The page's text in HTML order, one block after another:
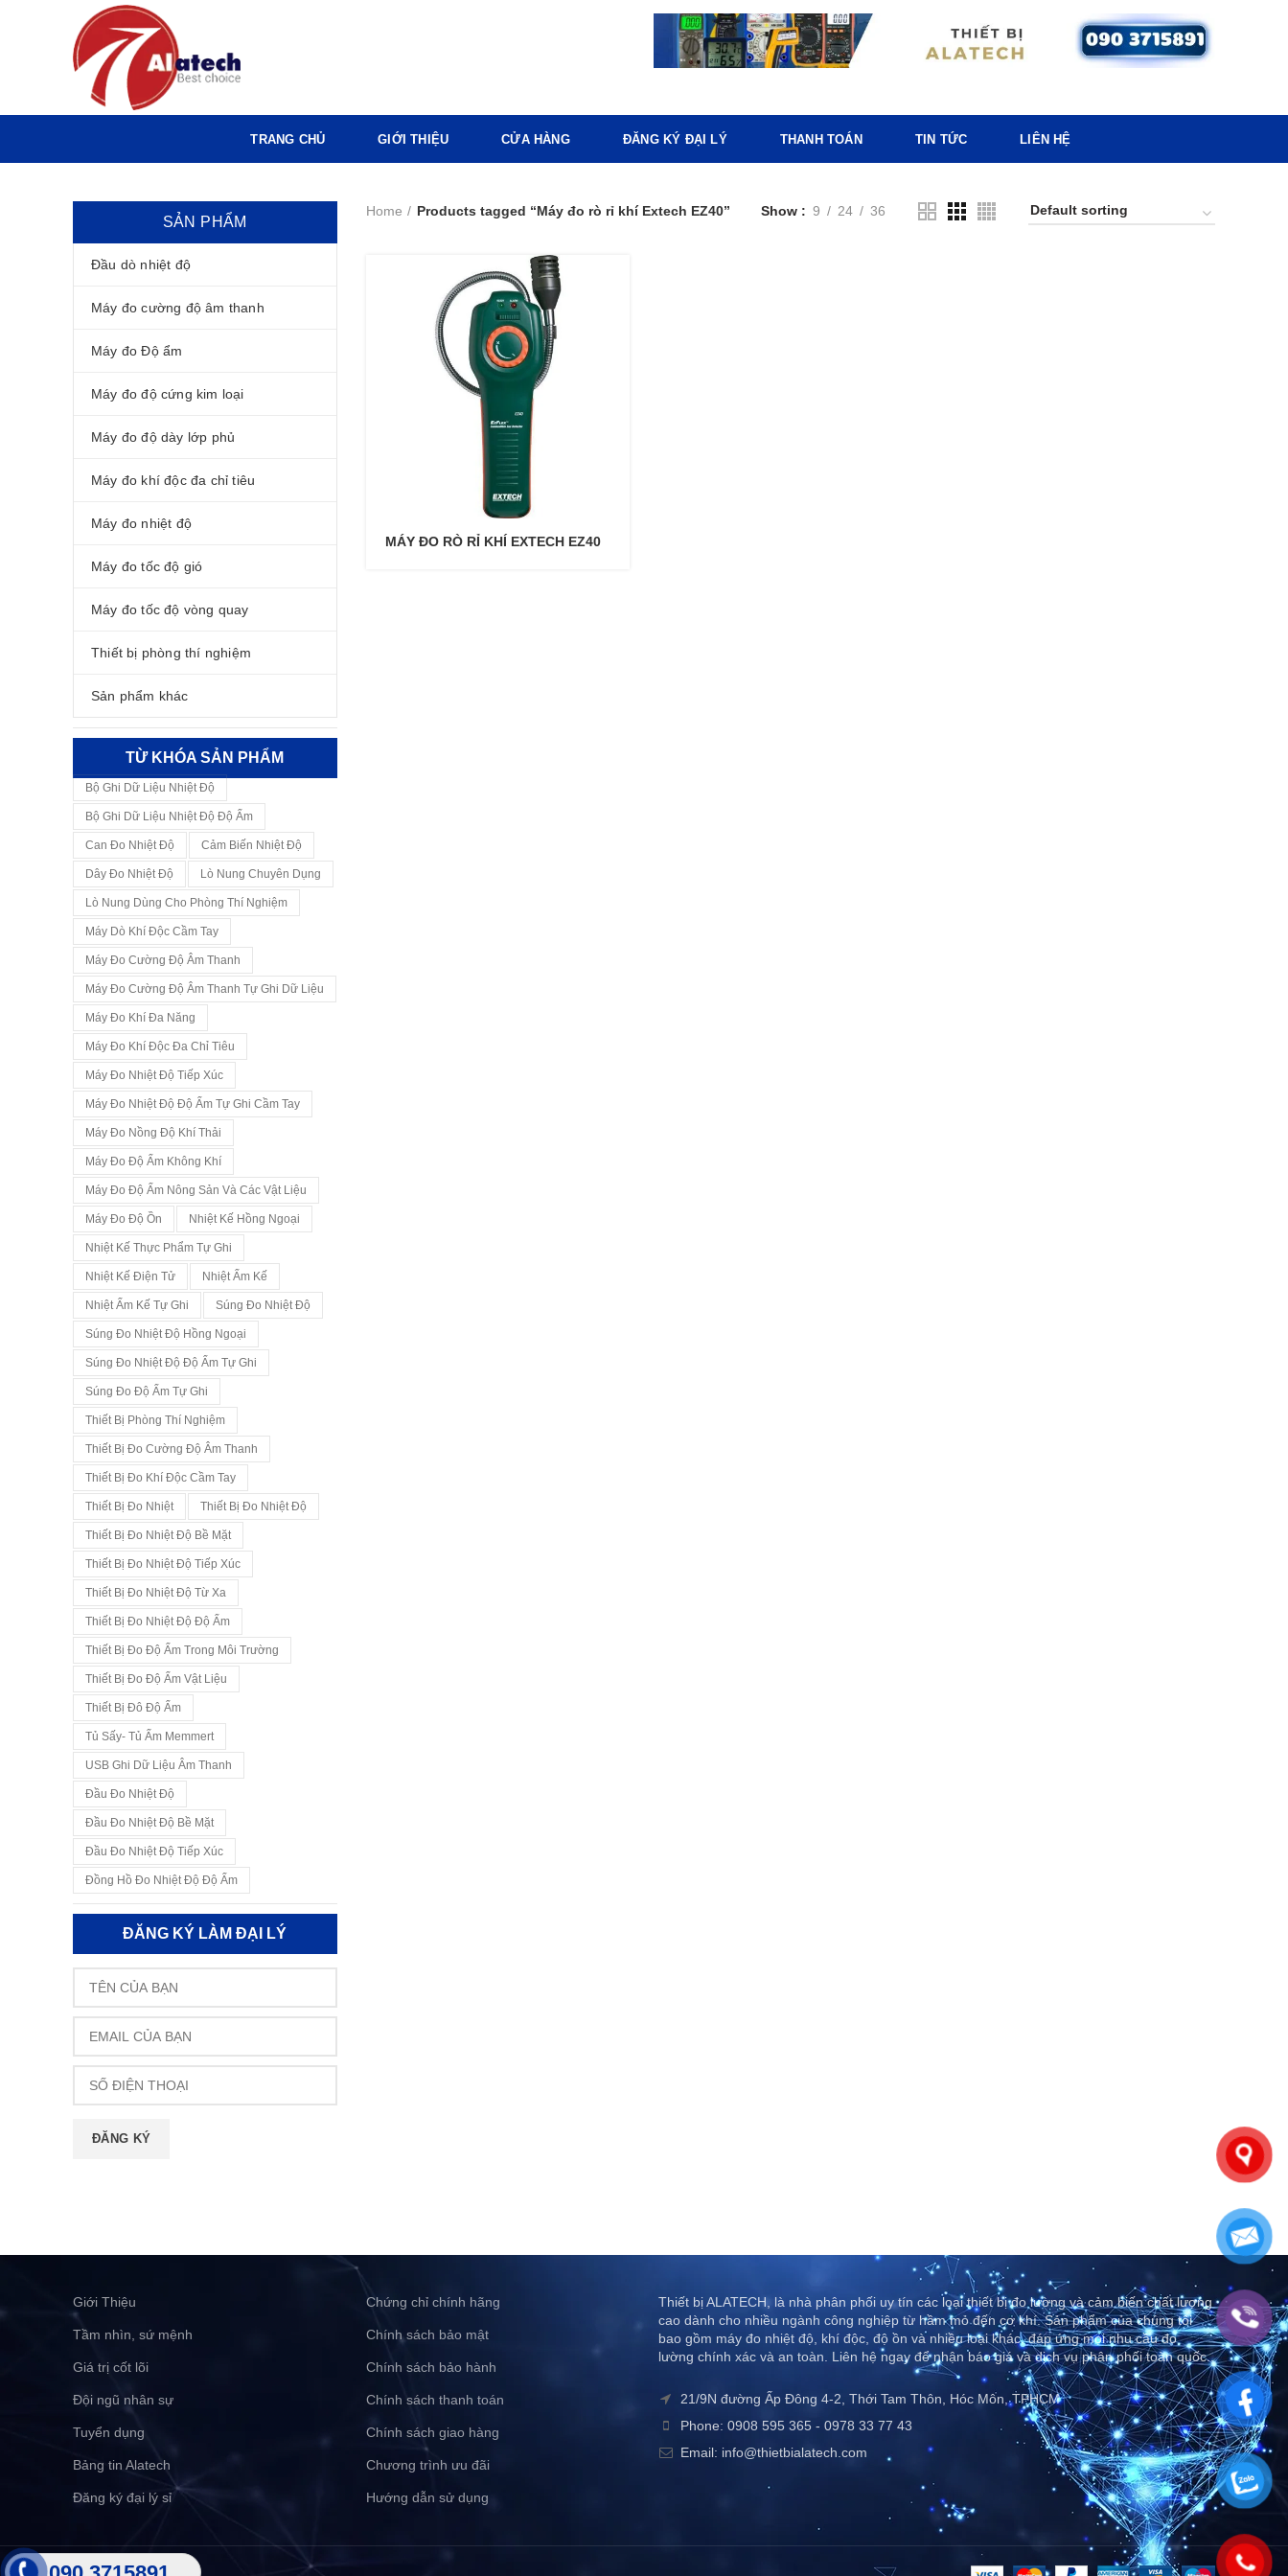
TRANG CHỦ GIỚI THIỆU CỬA HÀNG ĐĂNG KÝ ĐẠI LÝ THANH TOÁN TIN TỨC LIÊN HỆ
Home Products tagged “Máy đo rò rỉ khí Extech EZ40” Show 9 24 36
MÁY ĐO RÒ RỈ KHÍ EXTECH EZ40
SẢN PHẨM
Đầu dò nhiệt độ
Máy đo cường độ âm thanh
Máy đo Độ ẩm
Máy đo độ cứng kim loại
Máy đo độ dày lớp phủ
Máy đo khí độc đa chỉ tiêu
Máy đo nhiệt độ
Máy đo tốc độ gió
Máy đo tốc độ vòng quay
Thiết bị phòng thí nghiệm
Sản phẩm khác
TỪ KHÓA SẢN PHẨM
Bộ Ghi Dữ Liệu Nhiệt Độ
Bộ Ghi Dữ Liệu Nhiệt Độ Độ Ẩm
Can Đo Nhiệt Độ Cảm Biến Nhiệt Độ
Dây Đo Nhiệt Độ Lò Nung Chuyên Dụng
Lò Nung Dùng Cho Phòng Thí Nghiệm
Máy Dò Khí Độc Cầm Tay
Máy Đo Cường Độ Âm Thanh
Máy Đo Cường Độ Âm Thanh Tự Ghi Dữ Liệu
Máy Đo Khí Đa Năng
Máy Đo Khí Độc Đa Chỉ Tiêu
Máy Đo Nhiệt Độ Tiếp Xúc
Máy Đo Nhiệt Độ Độ Ẩm Tự Ghi Cầm Tay
Máy Đo Nồng Độ Khí Thải
Máy Đo Độ Ẩm Không Khí
Máy Đo Độ Ẩm Nông Sản Và Các Vật Liệu
Máy Đo Độ Ồn Nhiệt Kế Hồng Ngoại
Nhiệt Kế Thực Phẩm Tự Ghi
Nhiệt Kế Điện Tử Nhiệt Ẩm Kế
Nhiệt Ẩm Kế Tự Ghi Súng Đo Nhiệt Độ
Súng Đo Nhiệt Độ Hồng Ngoại
Súng Đo Nhiệt Độ Độ Ẩm Tự Ghi
Súng Đo Độ Ẩm Tự Ghi
Thiết Bị Phòng Thí Nghiệm
Thiết Bị Đo Cường Độ Âm Thanh
Thiết Bị Đo Khí Độc Cầm Tay
Thiết Bị Đo Nhiệt Thiết Bị Đo Nhiệt Độ
Thiết Bị Đo Nhiệt Độ Bề Mặt
Thiết Bị Đo Nhiệt Độ Tiếp Xúc
Thiết Bị Đo Nhiệt Độ Từ Xa
Thiết Bị Đo Nhiệt Độ Độ Ẩm
Thiết Bị Đo Độ Ẩm Trong Môi Trường
Thiết Bị Đo Độ Ẩm Vật Liệu
Thiết Bị Đô Độ Ẩm
Tủ Sấy- Tủ Ấm Memmert
USB Ghi Dữ Liệu Âm Thanh
Đầu Đo Nhiệt Độ
Đầu Đo Nhiệt Độ Bề Mặt
Đầu Đo Nhiệt Độ Tiếp Xúc
Đồng Hồ Đo Nhiệt Độ Độ Ẩm
ĐĂNG KÝ LÀM ĐẠI LÝ
Giới Thiệu
Tầm nhìn, sứ mệnh
Giá trị cốt lõi
Đội ngũ nhân sự
Tuyển dụng
Bảng tin Alatech
Đăng ký đại lý sỉ
Chứng chỉ chính hãng
Chính sách bảo mật
Chính sách bảo hành
Chính sách thanh toán
Chính sách giao hàng
Chương trình ưu đãi
Hướng dẫn sử dụng
Thiết bị ALATECH, là nhà phân phối uy tín các loại thiết bị đo lường và cảm biến chất lượng
cao dành cho nhiều ngành công nghiệp từ hầm mỏ đến cơ khí. Sản phẩm của chúng tôi
bao gồm máy đo nhiệt độ, khí độc, độ ồn và nhiều loại khác, đáp ứng mọi nhu cầu đo
lường chính xác và an toàn. Liên hệ ngay để nhận báo giá và dịch vụ phân phối toàn quốc..
21/9N đường Ấp Đông 4-2, Thới Tam Thôn, Hóc Môn, TPHCM
Phone: 0908 595 365 - 0978 33 77 43
Email: info@thietbialatech.com